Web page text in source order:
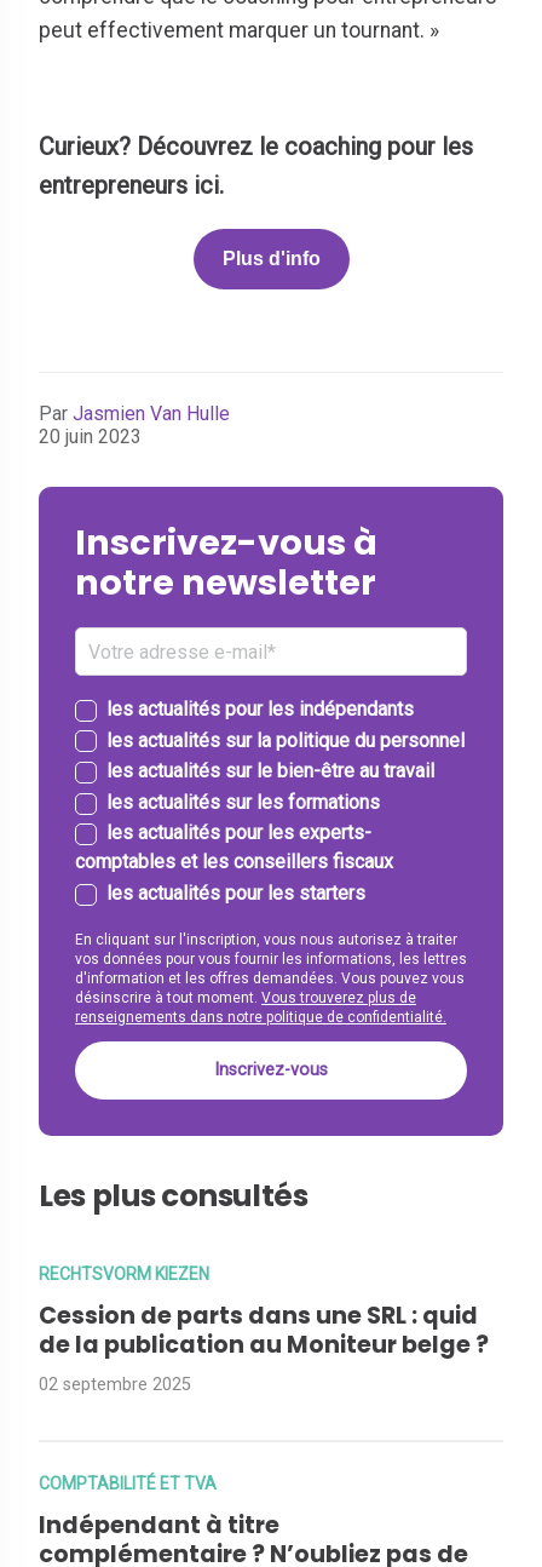
peut effectivement marquer un tournant. »
Curieux? Découvrez le coaching pour les
entrepreneurs ici.
Plus d'info
Par Jasmien Van Hulle
20 juin 2023
Inscrivez-vous à
notre newsletter
les actualités pour les indépendants
les actualités sur la politique du personnel
les actualités sur le bien-être au travail
les actualités sur les formations
les actualités pour les experts-
comptables et les conseillers fiscaux
les actualités pour les starters
En cliquant sur l'inscription, vous nous autorisez à traiter
vos données pour vous fournir les informations, les lettres
d'information et les offres demandées. Vous pouvez vous
désinscrire à tout moment. Vous trouverez plus de
renseignements dans notre politique de confidentialité.
Les plus consultés
RECHTSVORM KIEZEN
Cession de parts dans une SRL : quid
de la publication au Moniteur belge ?
02 septembre 2025
COMPTABILITÉ ET TVA
Indépendant à titre
complémentaire ? N’oubliez pas de